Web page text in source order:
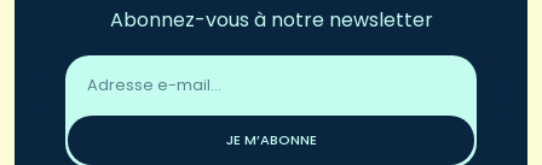
Abonnez-vous à notre newsletter
Adresse
email
JE M’ABONNE